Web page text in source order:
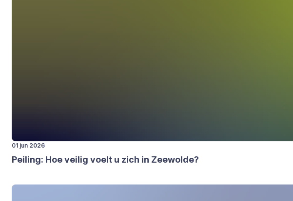
01 jun 2026
Pei­ling: Hoe vei­lig voelt u zich in Zee­wol­de?